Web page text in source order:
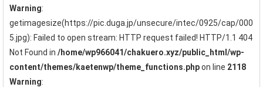
Warning:
getimagesize(https://pic.duga.jp/unsecure/intec/0925/cap/000
5.jpg): Failed to open stream: HTTP request failed! HTTP/1.1 404
Not Found in /home/wp966041/chakuero.xyz/public_html/wp-
content/themes/kaetenwp/theme_functions.phpon line 2118
Warning: